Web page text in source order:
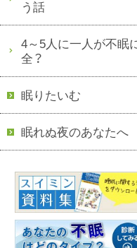
う話
4～5人に一人が不眠
全？
眠りたいむ
眠れぬ夜のあなたへ